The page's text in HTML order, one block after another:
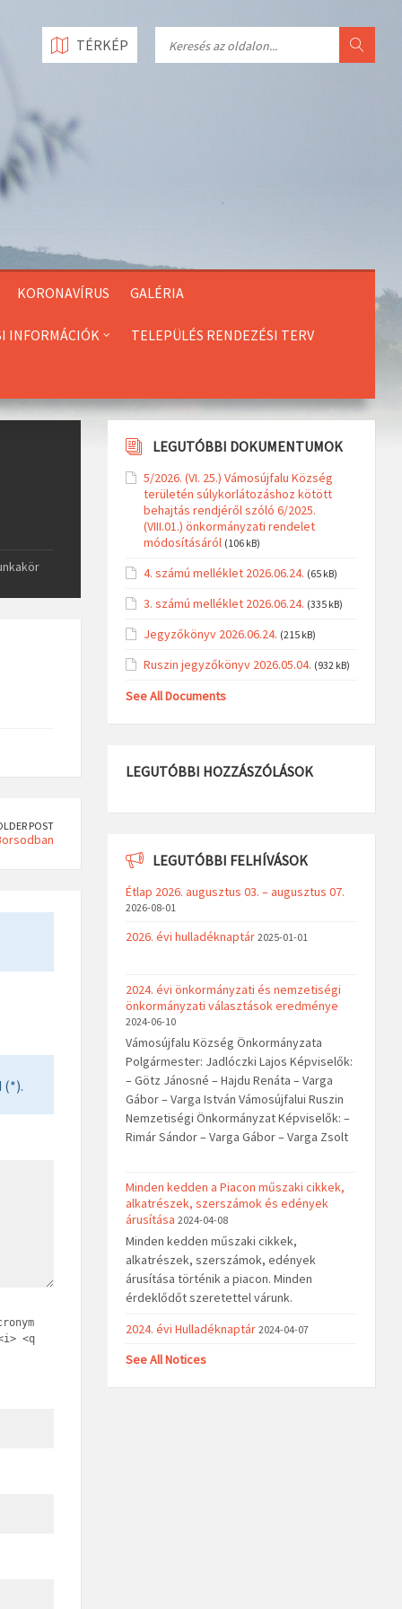
KORONAVÍRUS GALÉRIA
INFORMÁCIÓK TELEPÜLÉS RENDEZÉSI TERV
TÉRKÉP
POST
(*).
<q
LEGUTÓBBI DOKUMENTUMOK
5/2026. (VI. 25.) Vámosújfalu Község
területén súlykorlátozáshoz kötött
behajtás rendjéről szóló 6/2025.
(VIII.01.) önkormányzati rendelet
módosításáról (106 kB)
4. számú melléklet 2026.06.24. (65 kB)
3. számú melléklet 2026.06.24. (335 kB)
Jegyzőkönyv 2026.06.24. (215 kB)
Ruszin jegyzőkönyv 2026.05.04. (932 kB)
See All Documents
LEGUTÓBBI HOZZÁSZÓLÁSOK
LEGUTÓBBI FELHÍVÁSOK
Étlap 2026. augusztus 03. – augusztus 07.
2026-08-01
2026. évi hulladéknaptár 2025-01-01
2024. évi önkormányzati és nemzetiségi
önkormányzati választások eredménye
2024-06-10
Vámosújfalu Község Önkormányzata
Polgármester: Jadlóczki Lajos Képviselők:
– Götz Jánosné – Hajdu Renáta – Varga
Gábor – Varga István Vámosújfalui Ruszin
Nemzetiségi Önkormányzat Képviselők: –
Rimár Sándor – Varga Gábor – Varga Zsolt
Minden kedden a Piacon műszaki cikkek,
alkatrészek, szerszámok és edények
árusítása 2024-04-08
Minden kedden műszaki cikkek,
alkatrészek, szerszámok, edények
árusítása történik a piacon. Minden
érdeklődőt szeretettel várunk.
2024. évi Hulladéknaptár 2024-04-07
See All Notices